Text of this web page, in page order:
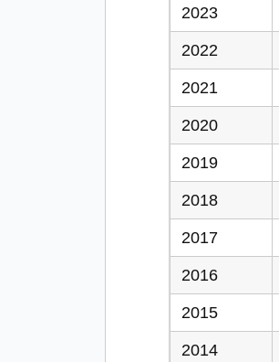
2023
2022
2021
2020
2019
2018
2017
2016
2015
2014